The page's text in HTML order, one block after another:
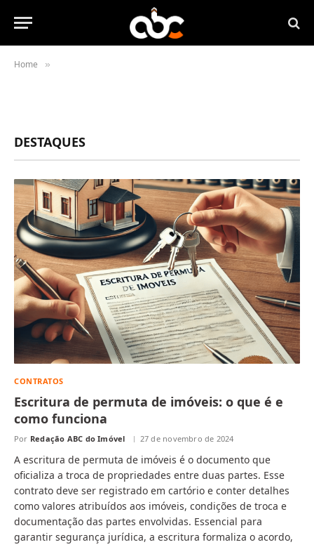
Home »
DESTAQUES
CONTRATOS
Escritura de permuta de imóveis: o que é e
como funciona
Por Redação ABC do Imóvel 27 de novembro de 2024
A escritura de permuta de imóveis é o documento que
oficializa a troca de propriedades entre duas partes. Esse
contrato deve ser registrado em cartório e conter detalhes
como valores atribuídos aos imóveis, condições de troca e
documentação das partes envolvidas. Essencial para
garantir segurança jurídica, a escritura formaliza o acordo,